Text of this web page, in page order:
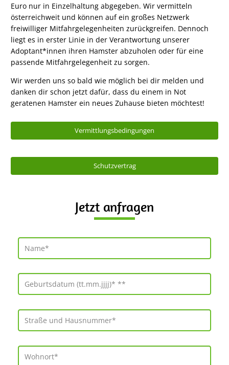
Euro nur in Einzelhaltung abgegeben. Wir vermitteln
österreichweit und können auf ein großes Netzwerk
freiwilliger Mitfahrgelegenheiten zurückgreifen. Dennoch
liegt es in erster Linie in der Verantwortung unserer
Adoptant*innen ihren Hamster abzuholen oder für eine
passende Mitfahrgelegenheit zu sorgen.
Wir werden uns so bald wie möglich bei dir melden und
danken dir schon jetzt dafür, dass du einem in Not
geratenen Hamster ein neues Zuhause bieten möchtest!
Vermittlungsbedingungen
Schutzvertrag
Jetzt anfragen